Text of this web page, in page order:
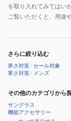
を取り入れてみてはい
ご覧いただくと、用途
さらに絞り込む
寒さ対策/セール対象
寒さ対策/ メンズ
その他のカテゴリから
サングラス
機能アクセサリー